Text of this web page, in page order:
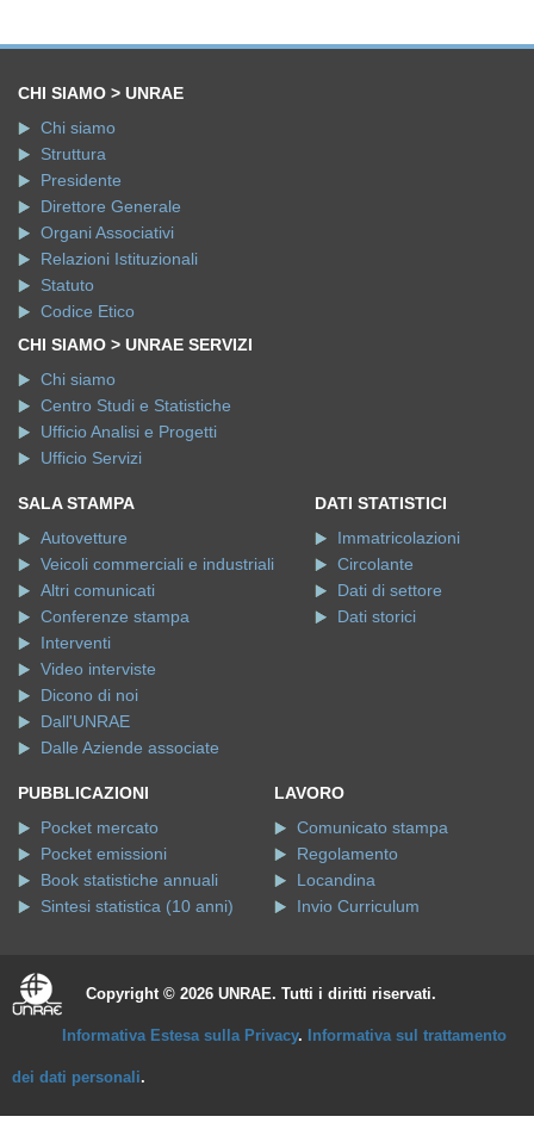
CHI SIAMO > UNRAE
Chi siamo
Struttura
Presidente
Direttore Generale
Organi Associativi
Relazioni Istituzionali
Statuto
Codice Etico
CHI SIAMO > UNRAE SERVIZI
Chi siamo
Centro Studi e Statistiche
Ufficio Analisi e Progetti
Ufficio Servizi
SALA STAMPA
Autovetture
Veicoli commerciali e industriali
Altri comunicati
Conferenze stampa
Interventi
Video interviste
Dicono di noi
Dall'UNRAE
Dalle Aziende associate
DATI STATISTICI
Immatricolazioni
Circolante
Dati di settore
Dati storici
PUBBLICAZIONI
Pocket mercato
Pocket emissioni
Book statistiche annuali
Sintesi statistica (10 anni)
LAVORO
Comunicato stampa
Regolamento
Locandina
Invio Curriculum
Copyright © 2026 UNRAE. Tutti i diritti riservati.
Informativa Estesa sulla Privacy. Informativa sul trattamento
dei dati personali.